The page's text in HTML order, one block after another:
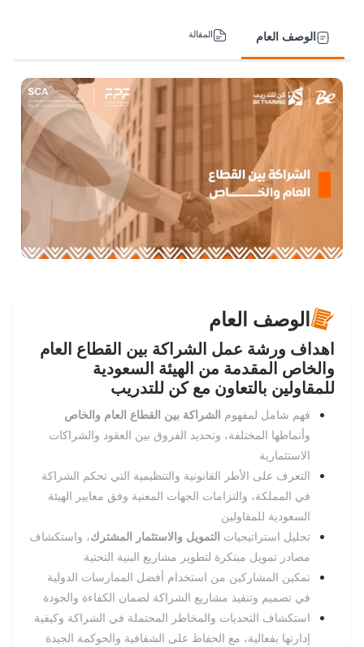
الوصف العام المقالة
الوصف العام
اهداف ورشة عمل الشراكة بين القطاع العام
والخاص المقدمة من الهيئة السعودية
للمقاولين بالتعاون مع كن للتدريب
فهم شامل لمفهوم الشراكة بين القطاع العام والخاص
وأنماطها المختلفة، وتحديد الفروق بين العقود والشراكات
الاستثمارية
التعرف على الأطر القانونية والتنظيمية التي تحكم الشراكة
في المملكة، والتزامات الجهات المعنية وفق معايير الهيئة
السعودية للمقاولين
تحليل استراتيجيات التمويل والاستثمار المشترك، واستكشاف
مصادر تمويل مبتكرة لتطوير مشاريع البنية التحتية
تمكين المشاركين من استخدام أفضل الممارسات الدولية
في تصميم وتنفيذ مشاريع الشراكة لضمان الكفاءة والجودة
استكشاف التحديات والمخاطر المحتملة في الشراكة وكيفية
إدارتها بفعالية، مع الحفاظ على الشفافية والحوكمة الجيدة